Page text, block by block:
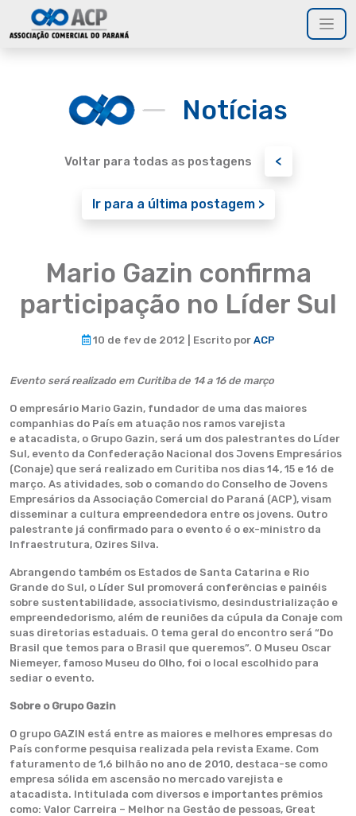
Notícias
Voltar para todas as postagens <
Ir para a última postagem >
Mario Gazin confirma
participação no Líder Sul
10 de fev de 2012 | Escrito por ACP
Evento será realizado em Curitiba de 14 a 16 de março
O empresário Mario Gazin, fundador de uma das maiores
companhias do País em atuação nos ramos varejista
e atacadista, o Grupo Gazin, será um dos palestrantes do Líder
Sul, evento da Confederação Nacional dos Jovens Empresários
(Conaje) que será realizado em Curitiba nos dias 14, 15 e 16 de
março. As atividades, sob o comando do Conselho de Jovens
Empresários da Associação Comercial do Paraná (ACP), visam
disseminar a cultura empreendedora entre os jovens. Outro
palestrante já confirmado para o evento é o ex-ministro da
Infraestrutura, Ozires Silva.
Abrangendo também os Estados de Santa Catarina e Rio
Grande do Sul, o Líder Sul promoverá conferências e painéis
sobre sustentabilidade, associativismo, desindustrialização e
empreendedorismo, além de reuniões da cúpula da Conaje com
suas diretorias estaduais. O tema geral do encontro será “Do
Brasil que temos para o Brasil que queremos”. O Museu Oscar
Niemeyer, famoso Museu do Olho, foi o local escolhido para
sediar o evento.
Sobre o Grupo Gazin
O grupo GAZIN está entre as maiores e melhores empresas do
País conforme pesquisa realizada pela revista Exame. Com
faturamento de 1,6 bilhão no ano de 2010, destaca-se como
empresa sólida em ascensão no mercado varejista e
atacadista. Intitulada com diversos e importantes prêmios
como: Valor Carreira – Melhor na Gestão de pessoas, Great